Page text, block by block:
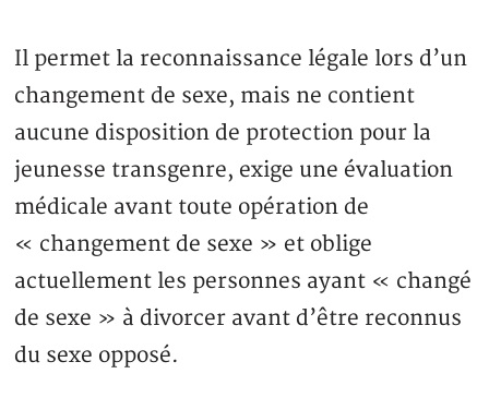
Il permet la reconnaissance légale lors d’un
changement de sexe, mais ne contient
aucune disposition de protection pour la
jeunesse transgenre, exige une évaluation
médicale avant toute opération de
« changement de sexe » et oblige
actuellement les personnes ayant « changé
de sexe » à divorcer avant d’être reconnus
du sexe opposé.